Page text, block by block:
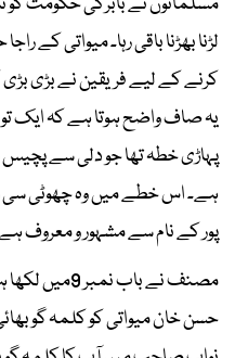
لڑنا بھڑنا باقی رہا۔ میواتی
کرنے کے لیے فریقین نے بڑی
یہ صاف واضح ہوتا ہے کہ ایک تو
پہاڑی خطہ تھا جو دلی سے پچیس
ہے۔ اس خطے میں وہ چھوٹی سی
پور کے نام سے مشہور و معروف
مصنف نے باب
حسن خان میواتی کو کلمہ گو